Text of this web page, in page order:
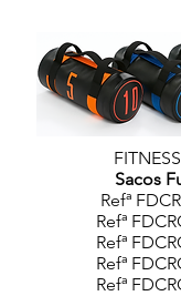
Sacos
Refª
Refª
Refª
Refª
Refª